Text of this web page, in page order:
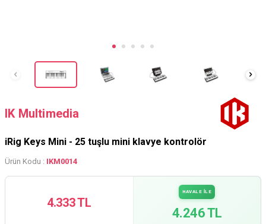
IK Multimedia
iRig Keys Mini - 25 tuşlu mini klavye kontrolör
Ürün Kodu : IKM0014
4.333 TL
HAVALE İLE
4.246 TL